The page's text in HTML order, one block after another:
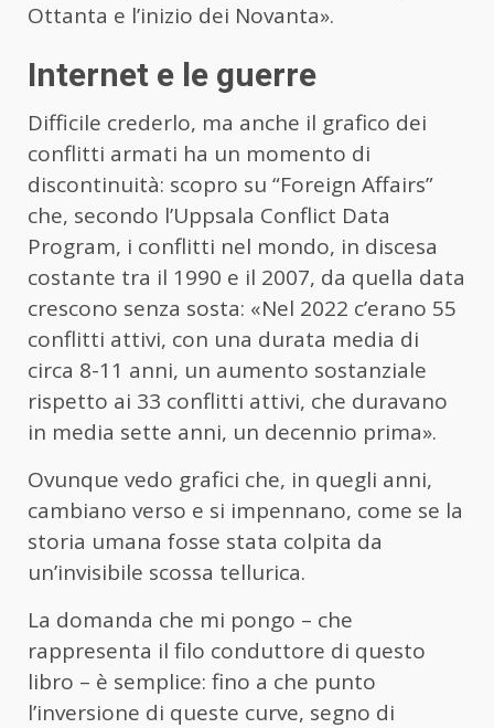
Ottanta e l’inizio dei Novanta».
Internet e le guerre
Difficile crederlo, ma anche il grafico dei
conflitti armati ha un momento di
discontinuità: scopro su “Foreign Affairs”
che, secondo l’Uppsala Conflict Data
Program, i conflitti nel mondo, in discesa
costante tra il 1990 e il 2007, da quella data
crescono senza sosta: «Nel 2022 c’erano 55
conflitti attivi, con una durata media di
circa 8-11 anni, un aumento sostanziale
rispetto ai 33 conflitti attivi, che duravano
in media sette anni, un decennio prima».
Ovunque vedo grafici che, in quegli anni,
cambiano verso e si impennano, come se la
storia umana fosse stata colpita da
un’invisibile scossa tellurica.
La domanda che mi pongo – che
rappresenta il filo conduttore di questo
libro – è semplice: fino a che punto
l’inversione di queste curve, segno di